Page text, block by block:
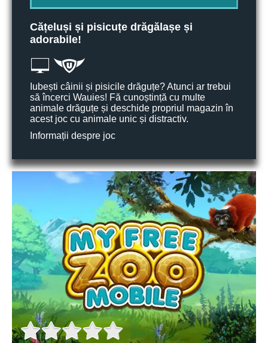
Cățeluși și pisicuțe drăgălașe și
adorabile!
Iubești câinii și pisicile drăguțe? Atunci ar trebui
să încerci Wauies! Fă cunoștință cu multe
animale drăguțe și deschide propriul magazin în
acest joc cu animale unic și distractiv.
Informații despre joc